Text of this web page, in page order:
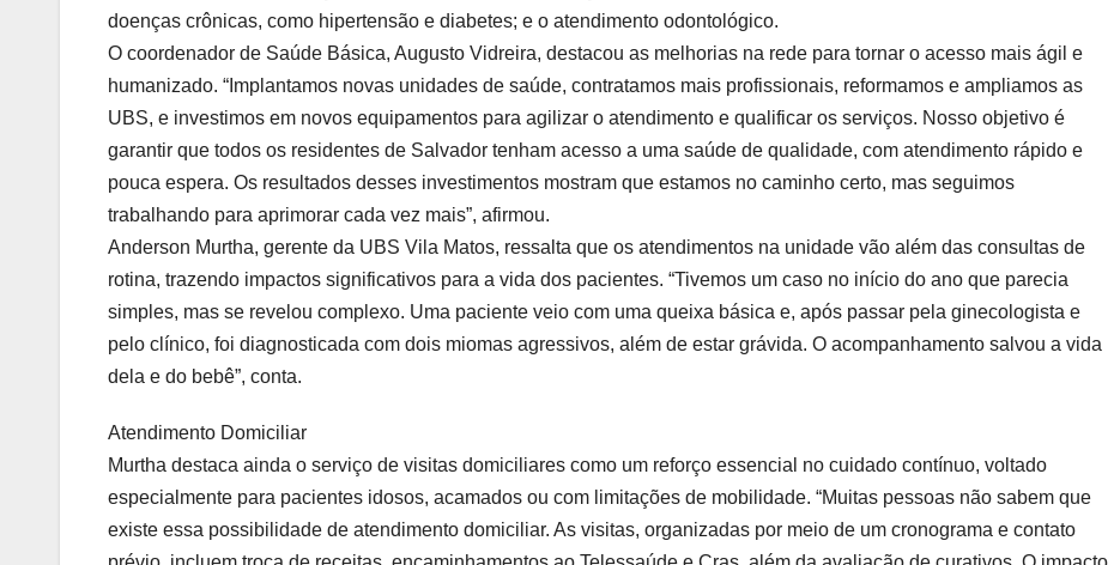
doenças crônicas, como hipertensão e diabetes; e o atendimento odontológico.
O coordenador de Saúde Básica, Augusto Vidreira, destacou as melhorias na rede para tornar o acesso mais ágil e
humanizado. “Implantamos novas unidades de saúde, contratamos mais profissionais, reformamos e ampliamos as
UBS, e investimos em novos equipamentos para agilizar o atendimento e qualificar os serviços. Nosso objetivo é
garantir que todos os residentes de Salvador tenham acesso a uma saúde de qualidade, com atendimento rápido e
pouca espera. Os resultados desses investimentos mostram que estamos no caminho certo, mas seguimos
trabalhando para aprimorar cada vez mais”, afirmou.
Anderson Murtha, gerente da UBS Vila Matos, ressalta que os atendimentos na unidade vão além das consultas de
rotina, trazendo impactos significativos para a vida dos pacientes. “Tivemos um caso no início do ano que parecia
simples, mas se revelou complexo. Uma paciente veio com uma queixa básica e, após passar pela ginecologista e
pelo clínico, foi diagnosticada com dois miomas agressivos, além de estar grávida. O acompanhamento salvou a vida
dela e do bebê”, conta.
Atendimento Domiciliar
Murtha destaca ainda o serviço de visitas domiciliares como um reforço essencial no cuidado contínuo, voltado
especialmente para pacientes idosos, acamados ou com limitações de mobilidade. “Muitas pessoas não sabem que
existe essa possibilidade de atendimento domiciliar. As visitas, organizadas por meio de um cronograma e contato